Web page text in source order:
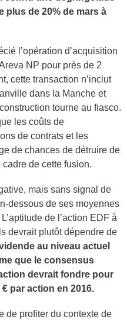
plus de 20% de mars à
l’opération d’acquisition
NP pour près de 2
cette transaction n’inclut
dans la Manche et
tourne au fiasco.
les coûts de
de contrats et les
de chances de détruire de
cadre de cette fusion.
mais sans signal de
dessous de ses moyennes
de l’action EDF à
devrait plutôt dépendre de
au niveau actuel
que le consensus
devrait fondre pour
par action en 2016.
de profiter du contexte de